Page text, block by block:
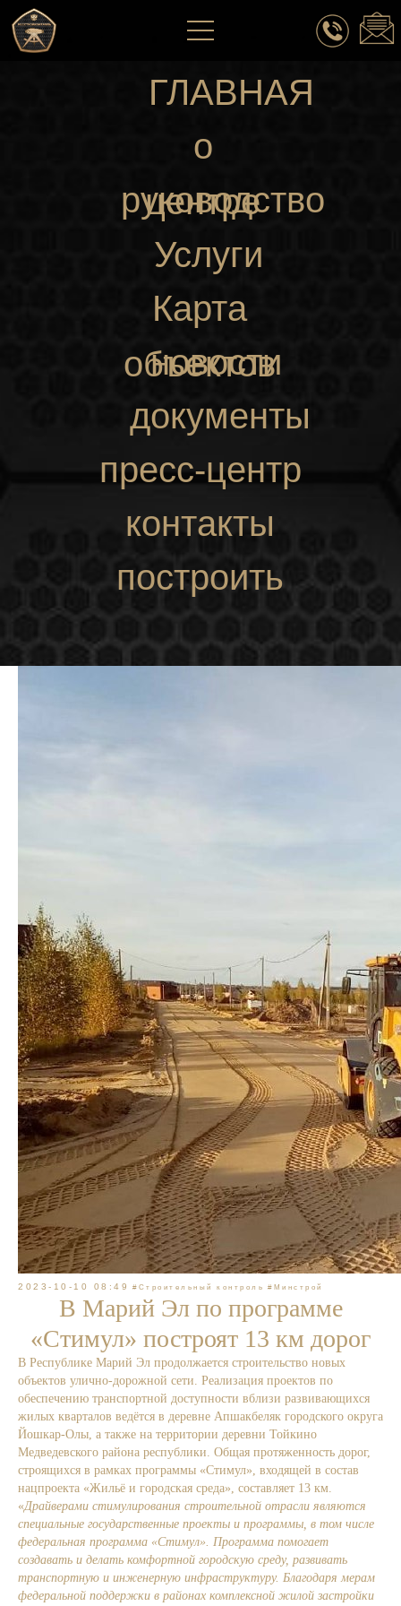
новости
руководство
Карта
объектов
ГЛАВНАЯ
пресс-центр
построить
маршрут
о
центре
документы
контакты
Услуги
2023-10-10 08:49 #Строительный контроль #Минстрой
В Марий Эл по программе
«Стимул» построят 13 км дорог
В Республике Марий Эл продолжается строительство новых
объектов улично-дорожной сети. Реализация проектов по
обеспечению транспортной доступности вблизи развивающихся
жилых кварталов ведётся в деревне Апшакбеляк городского округа
Йошкар-Олы, а также на территории деревни Тойкино
Медведевского района республики. Общая протяженность дорог,
строящихся в рамках программы «Стимул», входящей в состав
нацпроекта «Жильё и городская среда», составляет 13 км.
«Драйверами стимулирования строительной отрасли являются
специальные государственные проекты и программы, в том числе
федеральная программа «Стимул». Программа помогает
создавать и делать комфортной городскую среду, развивать
транспортную и инженерную инфраструктуру. Благодаря мерам
федеральной поддержки в районах комплексной жилой застройки